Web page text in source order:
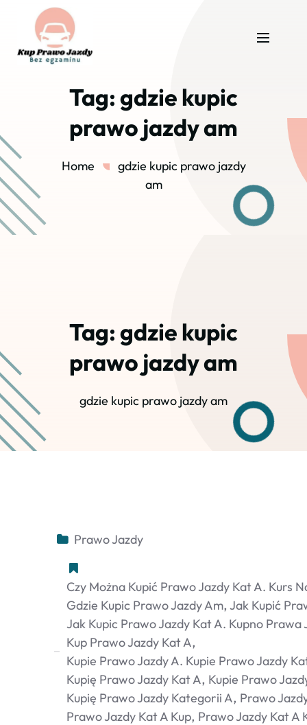
Tag:gdzie kupic
prawo jazdy am
Home
gdzie kupic prawo jazdy
am
Tag:gdzie kupic
prawo jazdy am
gdzie kupic prawo jazdy am
Prawo Jazdy
Czy Można Kupić Prawo Jazdy Kat A. Kurs
Gdzie Kupic Prawo Jazdy Am Jak Kupić
Jak Kupic Prawo Jazdy Kat A. Kupno Prawa
Kup Prawo Jazdy Kat A
Kupie Prawo Jazdy A. Kupie Prawo Jazdy
Kupię Prawo Jazdy Kat A Kupie Prawo
Kupię Prawo Jazdy Kategorii A Prawo
Prawo Jazdy Kat A Kup Prawo Jazdy Kat A